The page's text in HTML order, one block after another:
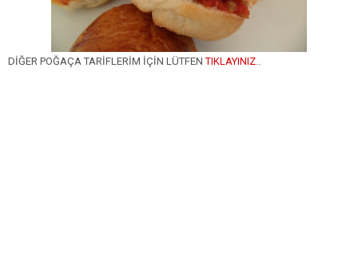
DİĞER POĞAÇA TARİFLERİM İÇİN LÜTFENTIKLAYINIZ